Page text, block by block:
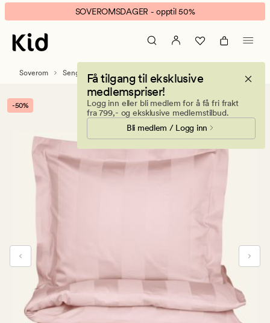
Birgitta
sateng
sengesett
pudderrosa
banner.
Klikk
ESCAPE
pause.
SOVEROMSDAGER - opptil 50%
Få tilgang til eksklusive
medlemspriser!
Logg inn eller bli medlem for å få fri frakt
fra 799,- og eksklusive medlemstilbud.
Bli medlem / Logg inn
Soverom Sengetøy Sateng sengesett
-50%